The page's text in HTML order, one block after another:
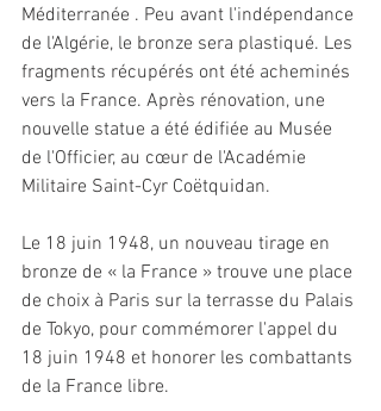
Méditerranée . Peu avant l'indépendance
de l'Algérie, le bronze sera plastiqué. Les
fragments récupérés ont été acheminés
vers la France. Après rénovation, une
nouvelle statue a été édifiée au Musée
de l'Officier, au cœur de l'Académie
Militaire Saint-Cyr Coëtquidan.
Le 18 juin 1948, un nouveau tirage en
bronze de « la France » trouve une place
de choix à Paris sur la terrasse du Palais
de Tokyo, pour commémorer l'appel du
18 juin 1948 et honorer les combattants
de la France libre.